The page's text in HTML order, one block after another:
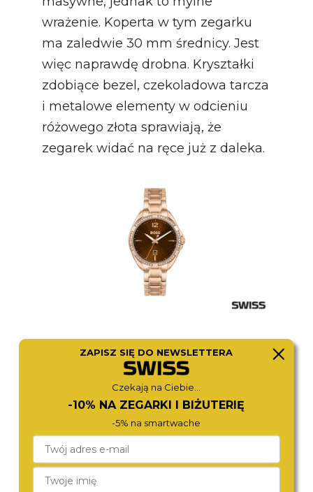
wrażenie. Koperta w tym zegarku
ma zaledwie 30 mm średnicy. Jest
więc naprawdę drobna. Kryształki
zdobiące bezel, czekoladowa tarcza
i metalowe elementy w odcieniu
różowego złota sprawiają, że
zegarek widać na ręce już z daleka.
Damski zegarek Hugo Boss
Chain 1502590
Numer dwa to zegarek, który
zaskakuje pięknym detalem.Hugo
Boss Chain 1502590to projekt
harmonijny i ekspresyjny zarazem.
Idealny dla kobiet lubiących
ZAPISZ SIĘ DO NEWSLETTERA
Czekają na Ciebie...
-10% NA ZEGARKI I BIŻUTERIĘ
-5% na smartwache